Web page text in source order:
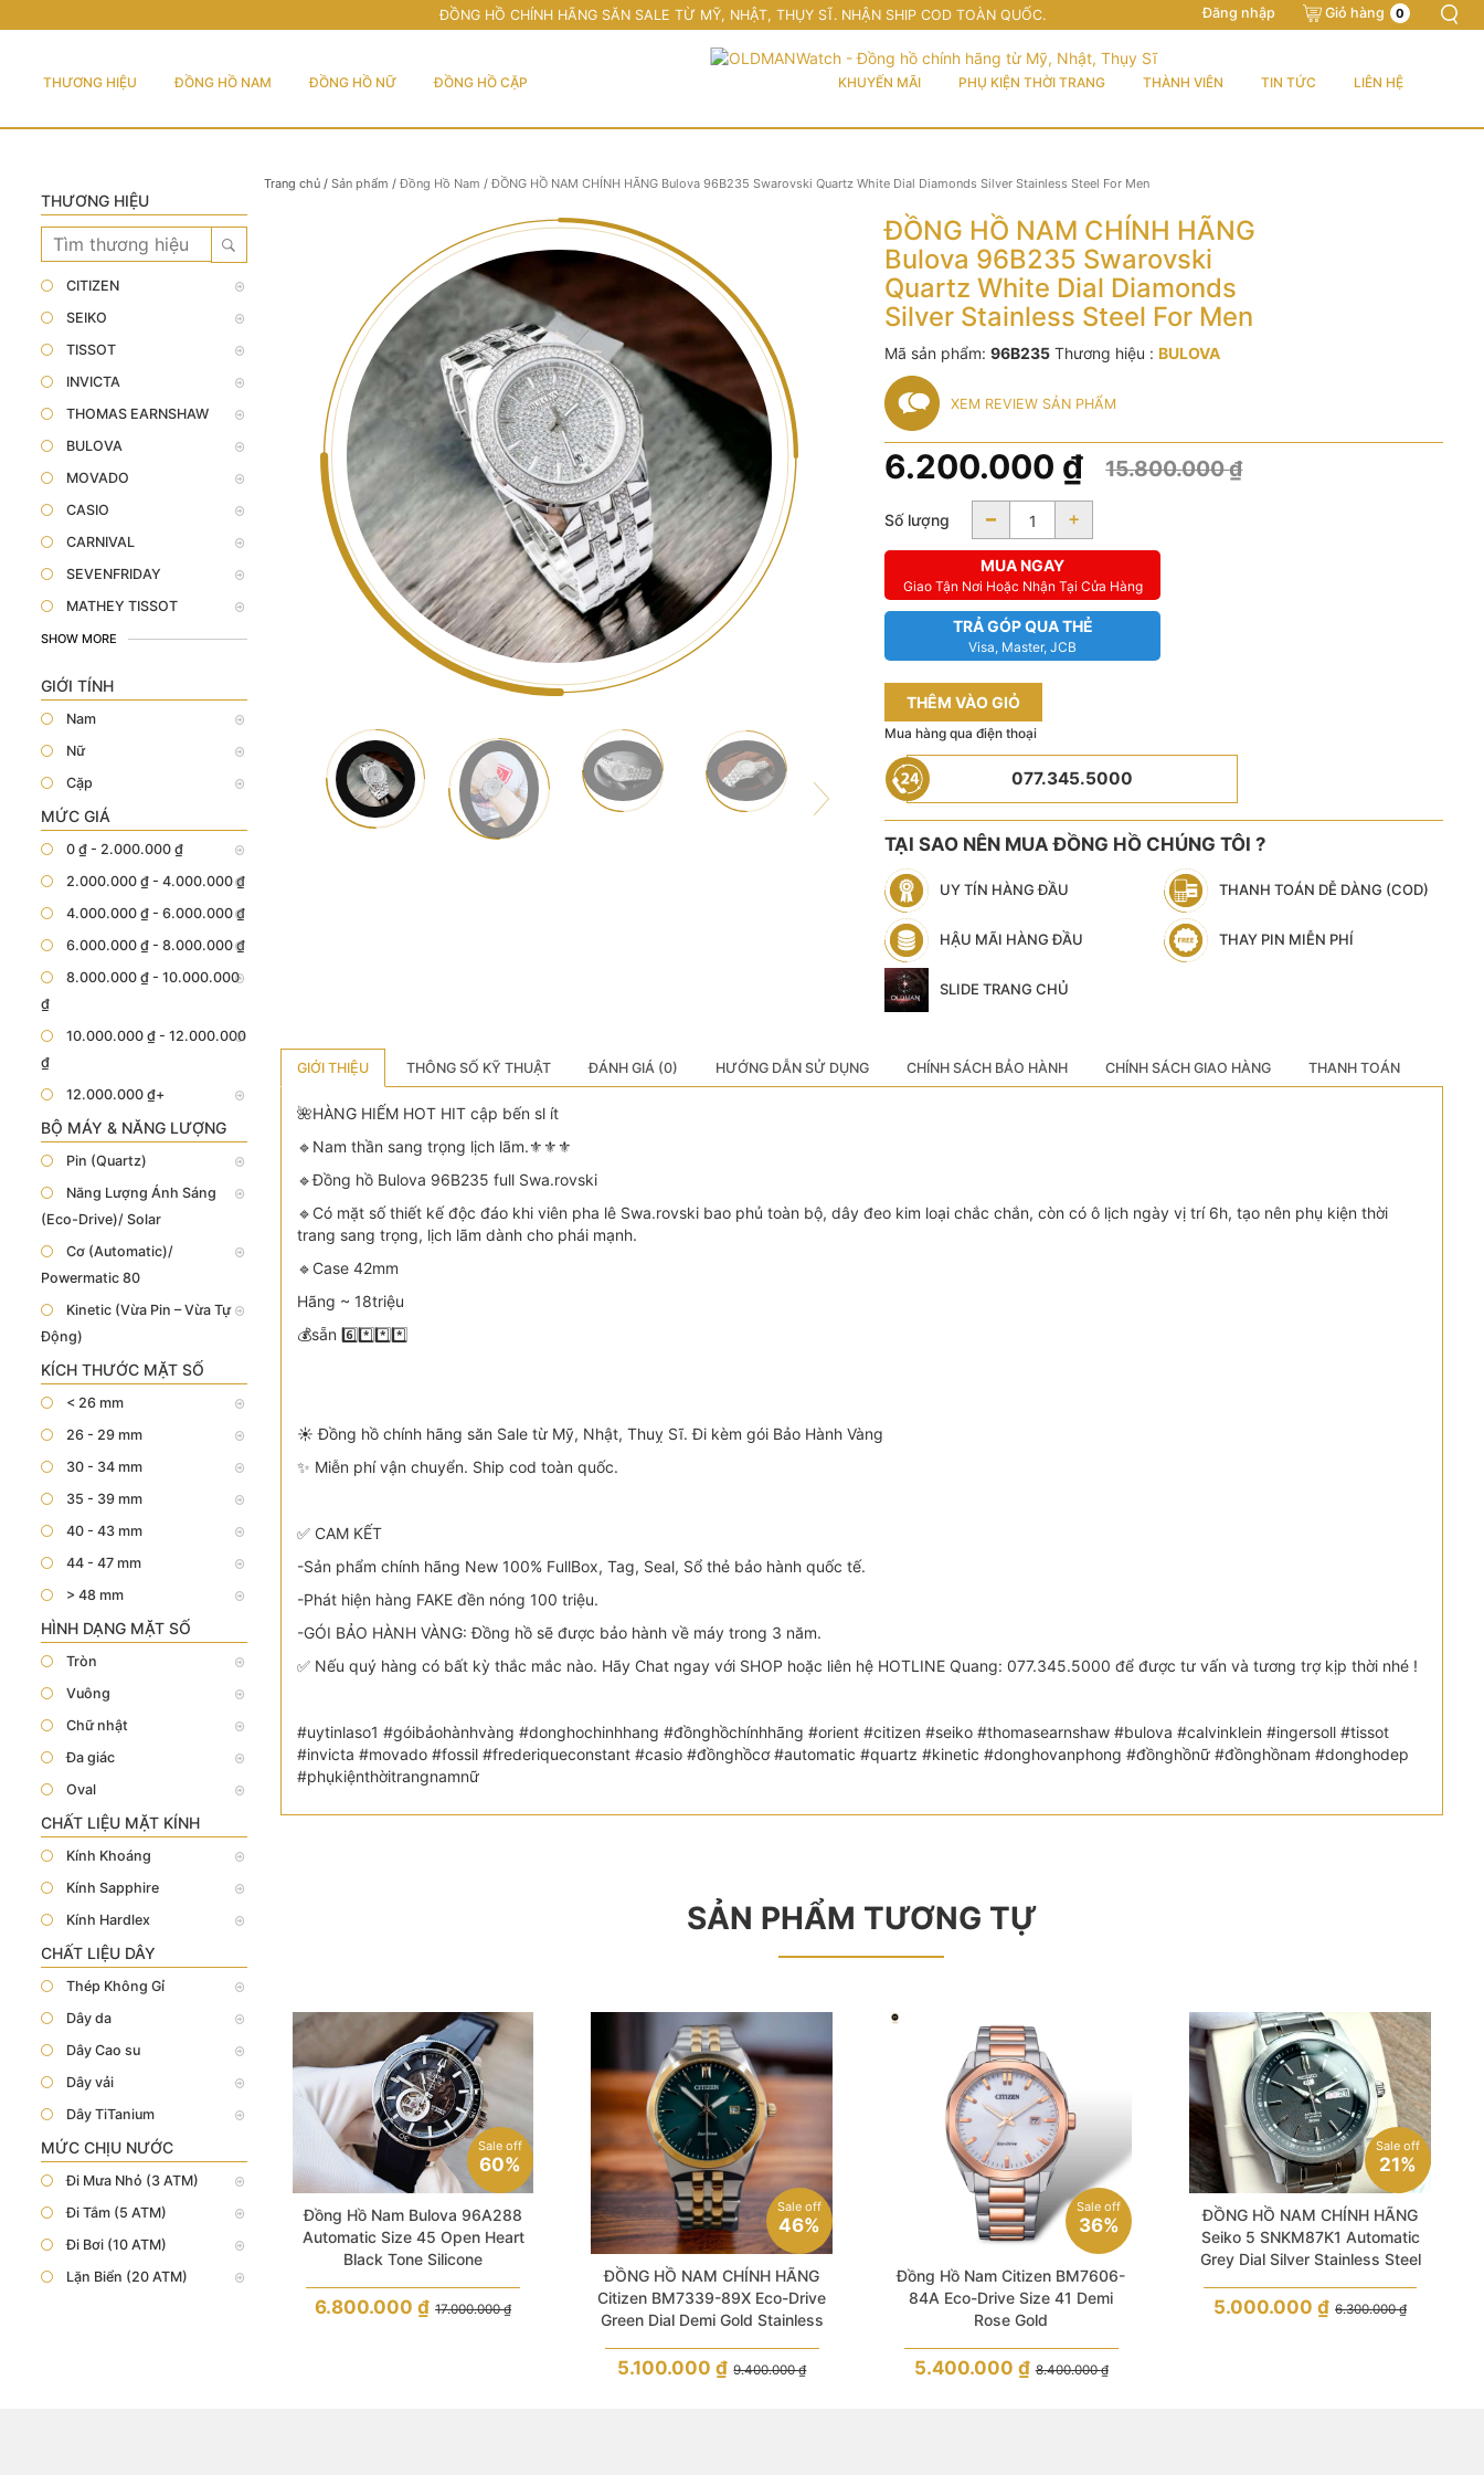
ĐỒNG HỒ CHÍNH HÃNG SĂN SALE TỪ MỸ, NHẬT, THỤY SĨ. NHẬN SHIP COD TOÀN QUỐC. Đăng nhập Giỏ hàng 0
THƯƠNG HIỆU ĐỒNG HỒ NAM ĐỒNG HỒ NỮ ĐỒNG HỒ CẶP KHUYẾN MÃI PHỤ KIỆN THỜI TRANG THÀNH VIÊN TIN TỨC LIÊN HỆ
THƯƠNG HIỆU
CITIZEN
SEIKO
TISSOT
INVICTA
THOMAS EARNSHAW
BULOVA
MOVADO
CASIO
CARNIVAL
SEVENFRIDAY
MATHEY TISSOT
SHOW MORE
GIỚI TÍNH
Nam
Nữ
Cặp
MỨC GIÁ
0 ₫ - 2.000.000 ₫
2.000.000 ₫ - 4.000.000 ₫
4.000.000 ₫ - 6.000.000 ₫
6.000.000 ₫ - 8.000.000 ₫
8.000.000 ₫ - 10.000.000
₫
10.000.000 ₫ - 12.000.000
₫
12.000.000 ₫+
BỘ MÁY & NĂNG LƯỢNG
Pin (Quartz)
Năng Lượng Ánh Sáng
(Eco-Drive)/ Solar
Cơ (Automatic)/
Powermatic 80
Kinetic (Vừa Pin – Vừa Tự
Động)
KÍCH THƯỚC MẶT SỐ
< 26 mm
26 - 29 mm
30 - 34 mm
35 - 39 mm
40 - 43 mm
44 - 47 mm
> 48 mm
HÌNH DẠNG MẶT SỐ
Tròn
Vuông
Chữ nhật
Đa giác
Oval
CHẤT LIỆU MẶT KÍNH
Kính Khoáng
Kính Sapphire
Kính Hardlex
CHẤT LIỆU DÂY
Thép Không Gỉ
Dây da
Dây Cao su
Dây vải
Dây TiTanium
MỨC CHỊU NƯỚC
Đi Mưa Nhỏ (3 ATM)
Đi Tắm (5 ATM)
Đi Bơi (10 ATM)
Lặn Biển (20 ATM)
Trang chủ/ Sản phẩm / Đồng Hồ Nam / ĐỒNG HỒ NAM CHÍNH HÃNG Bulova 96B235 Swarovski Quartz White Dial Diamonds Silver Stainless Steel For Men
ĐỒNG HỒ NAM CHÍNH HÃNG
Bulova 96B235 Swarovski
Quartz White Dial Diamonds
Silver Stainless Steel For Men
Mã sản phẩm:96B235 Thương hiệu :BULOVA
XEM REVIEW SẢN PHẨM
15.800.000₫
6.200.000 ₫
Số lượng - +
MUA NGAY
Giao Tận Nơi Hoặc Nhận Tại Cửa Hàng
TRẢ GÓP QUA THẺ
Visa, Master, JCB
THÊM VÀO GIỎ
Mua hàng qua điện thoại
077.345.5000
TẠI SAO NÊN MUA ĐỒNG HỒ CHÚNG TÔI ?
UY TÍN HÀNG ĐẦU THANH TOÁN DỄ DÀNG (COD)
HẬU MÃI HÀNG ĐẦU THAY PIN MIỄN PHÍ
SLIDE TRANG CHỦ
GIỚI THIỆU THÔNG SỐ KỸ THUẬT ĐÁNH GIÁ (0) HƯỚNG DẪN SỬ DỤNG CHÍNH SÁCH BẢO HÀNH CHÍNH SÁCH GIAO HÀNG THANH TOÁN
🌺HÀNG HIẾM HOT HIT cập bến sl ít
🔹Nam thần sang trọng lịch lãm.⚜️⚜️⚜️
🔹Đồng hồ Bulova 96B235 full Swa.rovski
🔹Có mặt số thiết kế độc đáo khi viên pha lê Swa.rovski bao phủ toàn bộ, dây đeo kim loại chắc chắn, còn có ô lịch ngày vị trí 6h, tạo nên phụ kiện thời
trang sang trọng, lịch lãm dành cho phái mạnh.
🔹Case 42mm
Hãng ~ 18triệu
💰sẵn 6️⃣*️⃣*️⃣*️⃣
☀️ Đồng hồ chính hãng săn Sale từ Mỹ, Nhật, Thuỵ Sĩ. Đi kèm gói Bảo Hành Vàng
✨ Miễn phí vận chuyển. Ship cod toàn quốc.
✅ CAM KẾT
-Sản phẩm chính hãng New 100% FullBox, Tag, Seal, Sổ thẻ bảo hành quốc tế.
-Phát hiện hàng FAKE đền nóng 100 triệu.
-GÓI BẢO HÀNH VÀNG: Đồng hồ sẽ được bảo hành về máy trong 3 năm.
✅ Nếu quý hàng có bất kỳ thắc mắc nào. Hãy Chat ngay với SHOP hoặc liên hệ HOTLINE Quang: 077.345.5000 để được tư vấn và tương trợ kịp thời nhé !
#uytinlaso1 #góibảohànhvàng #donghochinhhang #đồnghồchínhhãng #orient #citizen #seiko #thomasearnshaw #bulova #calvinklein #ingersoll #tissot
#invicta #movado #fossil #frederiqueconstant #casio #đồnghồcơ #automatic #quartz #kinetic #donghovanphong #đồnghồnữ #đồnghồnam #donghodep
#phụkiệnthờitrangnamnữ
SẢN PHẨM TƯƠNG TỰ
Sale off
60%
Đồng Hồ Nam Bulova 96A288
Automatic Size 45 Open Heart
Black Tone Silicone
17.000.000₫
6.800.000₫
Sale off
46%
ĐỒNG HỒ NAM CHÍNH HÃNG
Citizen BM7339-89X Eco-Drive
Green Dial Demi Gold Stainless
9.400.000₫
5.100.000₫
Sale off
36%
Đồng Hồ Nam Citizen BM7606-
84A Eco-Drive Size 41 Demi
Rose Gold
8.400.000₫
5.400.000 ₫
Sale off
21%
ĐỒNG HỒ NAM CHÍNH HÃNG
Seiko 5 SNKM87K1 Automatic
Grey Dial Silver Stainless Steel
6.300.000₫
5.000.000₫